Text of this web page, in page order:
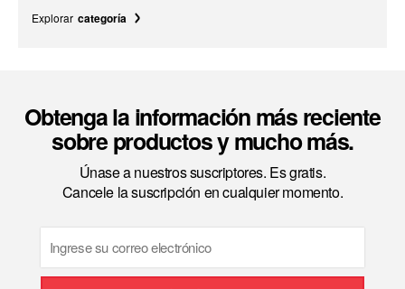
Explorar categoría
Obtenga la información más reciente
sobre productos y mucho más.
Únase a nuestros suscriptores. Es gratis.
Cancele la suscripción en cualquier momento.